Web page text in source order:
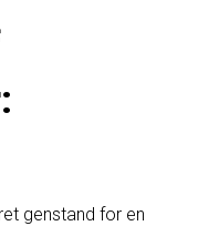
genstand for en